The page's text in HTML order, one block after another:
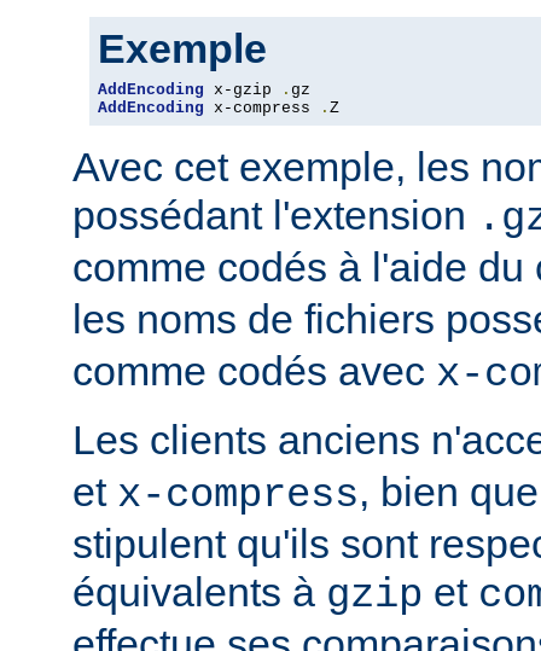
Exemple
AddEncoding x-gzip .
AddEncoding x-compress . Z
Avec cet exemple, les
possédant l'extension
comme codés à l'aide
les noms de fichiers
comme codés avec x-
Les clients anciens
et x-compress, bien
stipulent qu'ils sont
équivalents à gzip et